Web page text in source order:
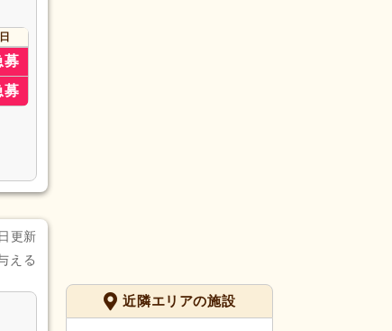
日
募
募
更新
える
近隣エリアの施設